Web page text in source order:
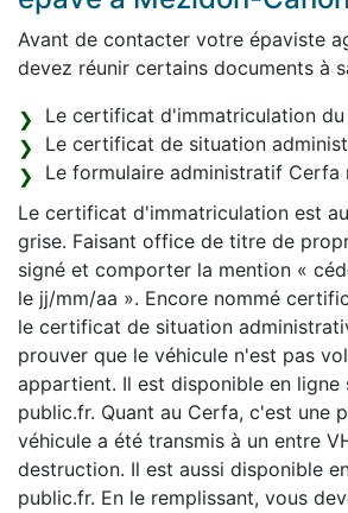
Avant de contacter votre épaviste
devez réunir certains documents à
Le certificat d'immatriculation du
Le certificat de situation
Le formulaire administratif Cerfa
Le certificat d'immatriculation est
grise. Faisant office de titre de
signé et comporter la mention «
le jj/mm/aa ». Encore nommé
le certificat de situation
prouver que le véhicule n'est pas
appartient. Il est disponible en ligne
public.fr. Quant au Cerfa, c'est une
véhicule a été transmis à un entre
destruction. Il est aussi disponible
public.fr. En le remplissant, vous